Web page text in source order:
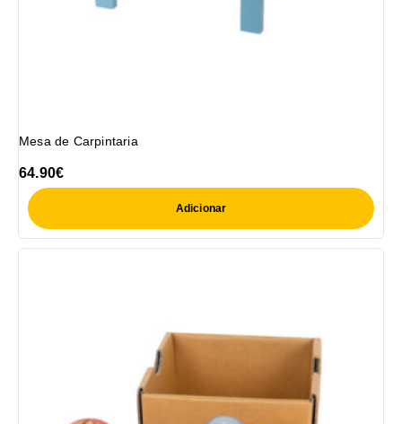
Mesa de Carpintaria
64.90€
Adicionar